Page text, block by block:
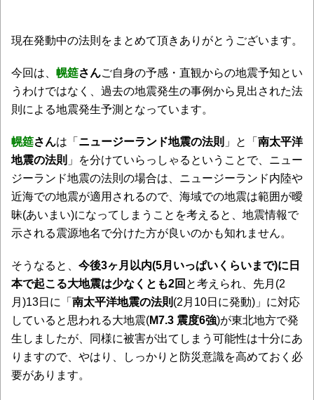
現在発動中の法則をまとめて頂きありがとうございます。
今回は、 幌筵さんご自身の予感・直観からの地震予知とい
うわけではなく、過去の地震発生の事例から見出された法
則による地震発生予測となっています。
幌筵さんは「 ニュージーランド地震の法則 」と「 南太平洋
地震の法則 」を分けていらっしゃるということで、ニュー
ジーランド地震の法則の場合は、ニュージーランド内陸や
近海での地震が適用されるので、海域での地震は範囲が曖
昧(あいまい)になってしまうことを考えると、地震情報で
示される震源地名で分けた方が良いのかも知れません。
そうなると、 今後3ヶ月以内(5月いっぱいくらいまで)に日
本で起こる大地震は少なくとも2回 と考えられ、先月(2
月)13日に「 南太平洋地震の法則 (2月10日に発動)」に対応
していると思われる大地震(M7.3 震度6強)が東北地方で発
生しましたが、同様に被害が出てしまう可能性は十分にあ
りますので、やはり、しっかりと防災意識を高めておく必
要があります。